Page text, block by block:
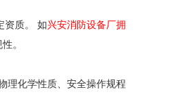
资质。 如兴安消防设备厂拥
。
理化学性质、安全操作规程